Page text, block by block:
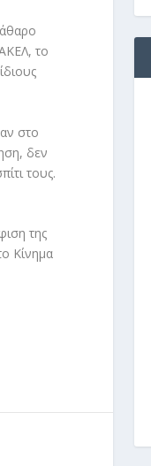
το
στο
δεν
τους.
της
Κίνημα